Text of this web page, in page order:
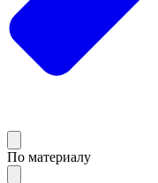
По материалу